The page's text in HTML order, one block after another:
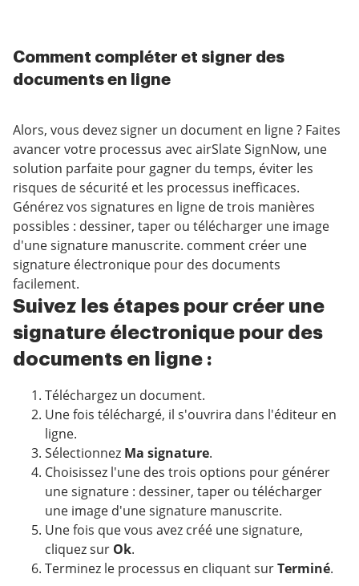
Comment compléter et signer des
documents en ligne
Alors, vous devez signer un document en ligne ? Faites
avancer votre processus avec airSlate SignNow, une
solution parfaite pour gagner du temps, éviter les
risques de sécurité et les processus inefficaces.
Générez vos signatures en ligne de trois manières
possibles : dessiner, taper ou télécharger une image
d'une signature manuscrite. comment créer une
signature électronique pour des documents
facilement.
Suivez les étapes pour créer une
signature électronique pour des
documents en ligne :
Téléchargez un document.
Une fois téléchargé, il s'ouvrira dans l'éditeur en
ligne.
Sélectionnez Ma signature.
Choisissez l'une des trois options pour générer
une signature : dessiner, taper ou télécharger
une image d'une signature manuscrite.
Une fois que vous avez créé une signature,
cliquez sur Ok.
Terminez le processus en cliquant surTerminé.